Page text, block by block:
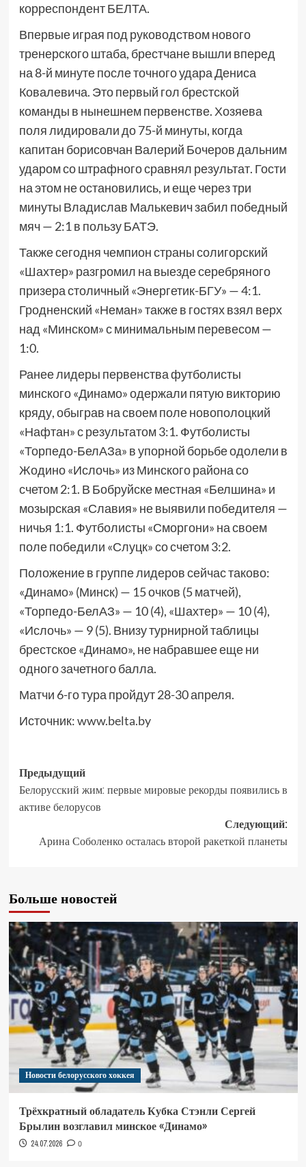
корреспондент БЕЛТА.
Впервые играя под руководством нового
тренерского штаба, брестчане вышли вперед
на 8-й минуте после точного удара Дениса
Ковалевича. Это первый гол брестской
команды в нынешнем первенстве. Хозяева
поля лидировали до 75-й минуты, когда
капитан борисовчан Валерий Бочеров дальним
ударом со штрафного сравнял результат. Гости
на этом не остановились, и еще через три
минуты Владислав Малькевич забил победный
мяч — 2:1 в пользу БАТЭ.
Также сегодня чемпион страны солигорский
«Шахтер» разгромил на выезде серебряного
призера столичный «Энергетик-БГУ» — 4:1.
Гродненский «Неман» также в гостях взял верх
над «Минском» с минимальным перевесом —
1:0.
Ранее лидеры первенства футболисты
минского «Динамо» одержали пятую викторию
кряду, обыграв на своем поле новополоцкий
«Нафтан» с результатом 3:1. Футболисты
«Торпедо-БелАЗа» в упорной борьбе одолели в
Жодино «Ислочь» из Минского района со
счетом 2:1. В Бобруйске местная «Белшина» и
мозырская «Славия» не выявили победителя —
ничья 1:1. Футболисты «Сморгони» на своем
поле победили «Слуцк» со счетом 3:2.
Положение в группе лидеров сейчас таково:
«Динамо» (Минск) — 15 очков (5 матчей),
«Торпедо-БелАЗ» — 10 (4), «Шахтер» — 10 (4),
«Ислочь» — 9 (5). Внизу турнирной таблицы
брестское «Динамо», не набравшее еще ни
одного зачетного балла.
Матчи 6-го тура пройдут 28-30 апреля.
Источник:www.belta.by
Предыдущий
Белорусский жим: первые мировые рекорды появились в
активе белорусов
Следующий:
Арина Соболенко осталась второй ракеткой планеты
Больше новостей
Новости белорусского хоккея
Трёхкратный обладатель Кубка Стэнли Сергей
Брылин возглавил минское «Динамо»
24.07.2026 0